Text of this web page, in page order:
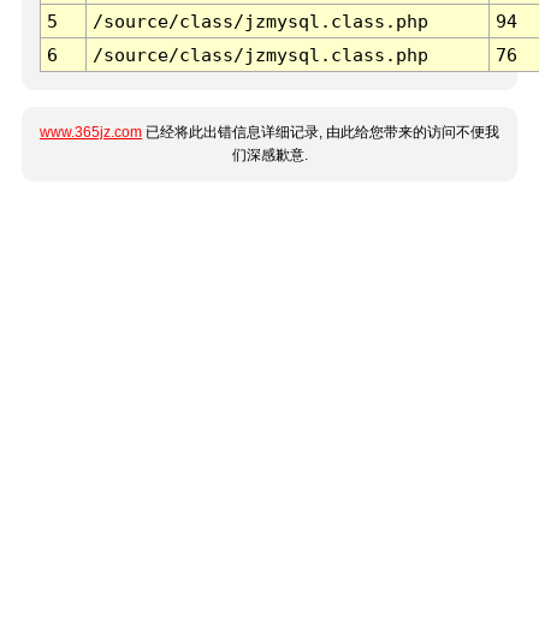
5
/source/class/jzmysql.class.php
94
6
/source/class/jzmysql.class.php 76
www.365jz.com 已经将此出错信息详细记录, 由此给您带来的访问不便我
们深感歉意.